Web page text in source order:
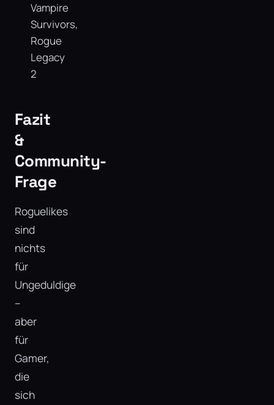
Vampire
Survivors,
Rogue
Legacy
2
Fazit
&
Community-
Frage
Roguelikes
sind
nichts
für
Ungeduldige
–
aber
für
Gamer,
die
sich